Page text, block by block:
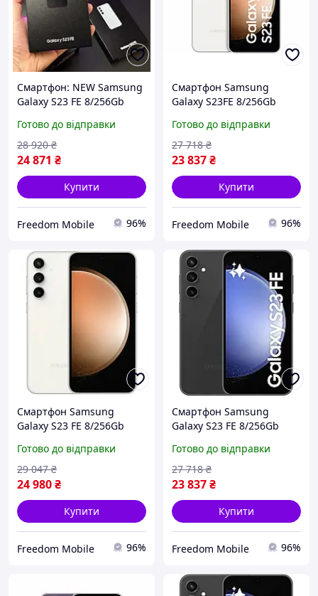
Смартфон: NEW Samsung
Galaxy S23 FE 8/256Gb
Готово до відправки
24 871 ₴
28 920 ₴
Купити
Freedom Mobile 96%
Смартфон Samsung
Galaxy S23FE 8/256Gb
eSim, без укр мови
Готово до відправки
23 837₴
27 718 ₴
Купити
Freedom Mobile 96%
Смартфон Samsung
Galaxy S23 FE 8/256Gb
Готово до відправки
24 980₴
29 047 ₴
Купити
Freedom Mobile 96%
Смартфон Samsung
Galaxy S23 FE 8/256Gb
укр
Готово до відправки
23 837₴
27 718 ₴
Купити
Freedom Mobile 96%